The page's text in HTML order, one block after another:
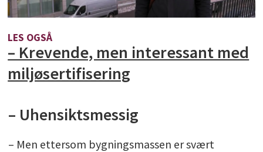
LES OGSÅ
– Krevende, men interessant med
miljøsertifisering
– Uhensiktsmessig
– Men ettersom bygningsmassen er svært